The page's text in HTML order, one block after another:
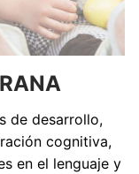
de desarrollo,
cognitiva,
en el lenguaje y